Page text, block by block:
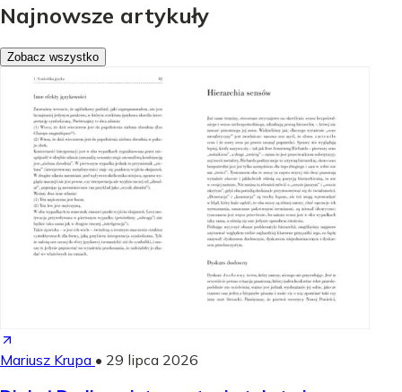
Najnowsze artykuły
Zobacz wszystko
Mariusz Krupa • 29 lipca 2026